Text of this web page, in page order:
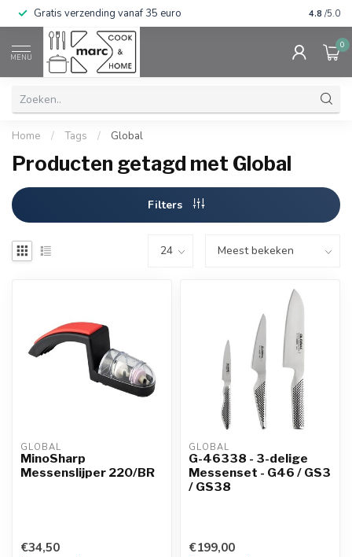
Gratis verzending vanaf 35 euro 4.8 /5.0
MENU
0
Home / Tags / Global
Producten getagd met Global
Filters
GLOBAL
MinoSharp
Messenslijper 220/BR
€34,50
GLOBAL
G-46338 - 3-delige
Messenset - G46 / GS3
/ GS38
€199,00